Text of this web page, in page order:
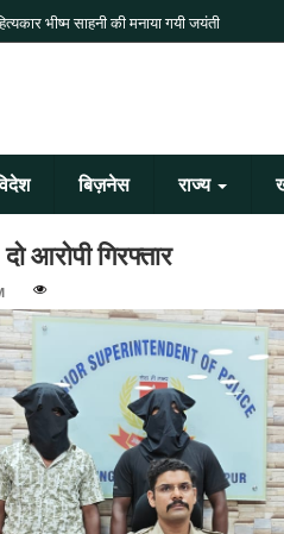
भीष्म साहनी की मनाया गयी जयंती
बिज़नेस राज्य
आरोपी गिरफ्तार